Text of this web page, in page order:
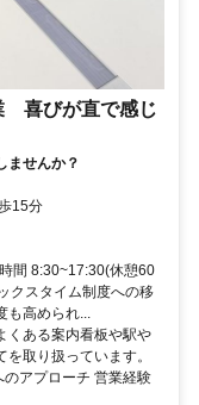
喜びが直で感じ
ませんか？
15分
間 8:30~17:30(休憩60
クスタイム制度への移
も高められ...
くある案内看板や駅や
取り扱っています。
アプローチ 営業経験